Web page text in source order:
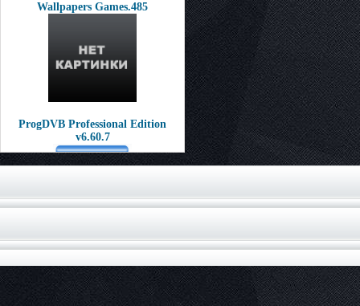
Wallpapers Games.485
ProgDVB Professional Edition
v6.60.7